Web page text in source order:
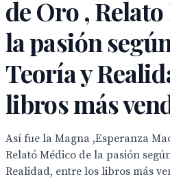
de Oro ,
la pasión
Teoría y
libros más
Así fue la Magna ,Esperanza
Relató Médico de la pasión
Realidad, entre los libros más